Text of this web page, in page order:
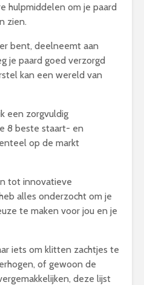
hulpmiddelen om je paard
zien.
bent, deelneemt aan
je paard goed verzorgd
kan een wereld van
een zorgvuldig
8 beste staart- en
op de markt
tot innovatieve
alles onderzocht om je
te maken voor jou en je
iets om klitten zachtjes te
of gewoon de
deze lijst